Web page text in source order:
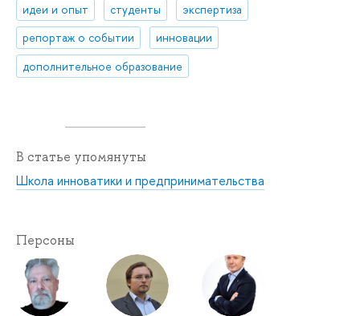
идеи и опыт студенты
экспертиза
репортаж о событии
инновации
дополнительное образование
В статье упомянуты
Школа инноватики и предпринимательства
Персоны